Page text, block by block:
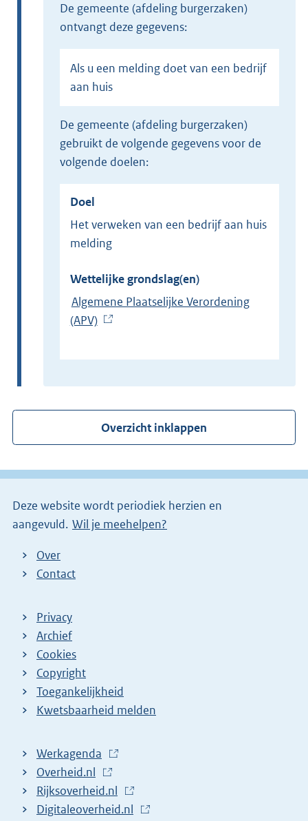
de gemeente (afdeling burgerzaken)
ontvangt deze gegevens:
Als u een melding doet van een bedrijf
aan huis
de gemeente (afdeling burgerzaken)
gebruikt de volgende gegevens voor de
volgende doelen:
Doel
Het verweken van een bedrijf aan huis
melding
Wettelijke grondslag(en)
Algemene Plaatselijke Verordening
(APV)(
x
r
n
l
n
k
Overzicht inklappen
Deze website wordt periodiek herzien en
aangevuld. Wil je meehelpen?
Over
Contact
Privacy
Archief
Cookies
Copyright
Toegankelijkheid
Kwetsbaarheid melden
Werkagenda
E
x
t
Overheid.nl
E
x
Rijksoverheid.nl
E
Digitaleoverheid.nl